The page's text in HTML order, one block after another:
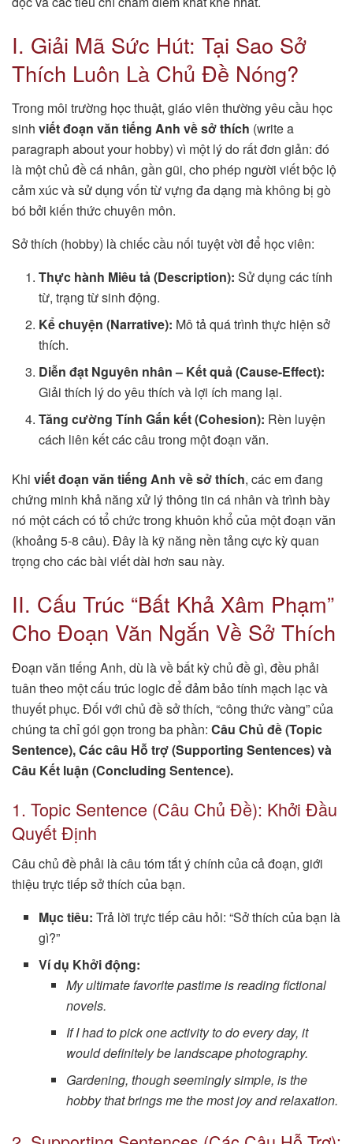
I. Giải Mã Sức Hút: Tại Sao Sở
Thích Luôn Là Chủ Đề Nóng?
Trong môi trường học thuật, giáo viên thường yêu cầu học
sinh viết đoạn văn tiếng Anh về sở thích (write a
paragraph about your hobby) vì một lý do rất đơn giản: đó
là một chủ đề cá nhân, gần gũi, cho phép người viết bộc lộ
cảm xúc và sử dụng vốn từ vựng đa dạng mà không bị gò
bó bởi kiến thức chuyên môn.
Sở thích (hobby) là chiếc cầu nối tuyệt vời để học viên:
Thực hành Miêu tả (Description): Sử dụng các tính
từ, trạng từ sinh động.
Kể chuyện (Narrative): Mô tả quá trình thực hiện sở
thích.
Diễn đạt Nguyên nhân – Kết quả (Cause-Effect):
Giải thích lý do yêu thích và lợi ích mang lại.
Tăng cường Tính Gắn kết (Cohesion): Rèn luyện
cách liên kết các câu trong một đoạn văn.
Khi viết đoạn văn tiếng Anh về sở thích, các em đang
chứng minh khả năng xử lý thông tin cá nhân và trình bày
nó một cách có tổ chức trong khuôn khổ của một đoạn văn
(khoảng 5-8 câu). Đây là kỹ năng nền tảng cực kỳ quan
trọng cho các bài viết dài hơn sau này.
II. Cấu Trúc “Bất Khả Xâm Phạm”
Cho Đoạn Văn Ngắn Về Sở Thích
Đoạn văn tiếng Anh, dù là về bất kỳ chủ đề gì, đều phải
tuân theo một cấu trúc logic để đảm bảo tính mạch lạc và
thuyết phục. Đối với chủ đề sở thích, “công thức vàng” của
chúng ta chỉ gói gọn trong ba phần: Câu Chủ đề (Topic
Sentence), Các câu Hỗ trợ (Supporting Sentences) và
Câu Kết luận (Concluding Sentence).
1. Topic Sentence (Câu Chủ Đề): Khởi Đầu
Quyết Định
Câu chủ đề phải là câu tóm tắt ý chính của cả đoạn, giới
thiệu trực tiếp sở thích của bạn.
Mục tiêu: Trả lời trực tiếp câu hỏi: “Sở thích của bạn là
gì?”
Ví dụ Khởi động:
My ultimate favorite pastime is reading fictional
novels.
If I had to pick one activity to do every day, it
would definitely be landscape photography.
Gardening, though seemingly simple, is the
hobby that brings me the most joy and relaxation.